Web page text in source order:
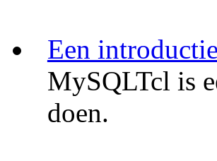
Een
MySQLTcl is
doen.